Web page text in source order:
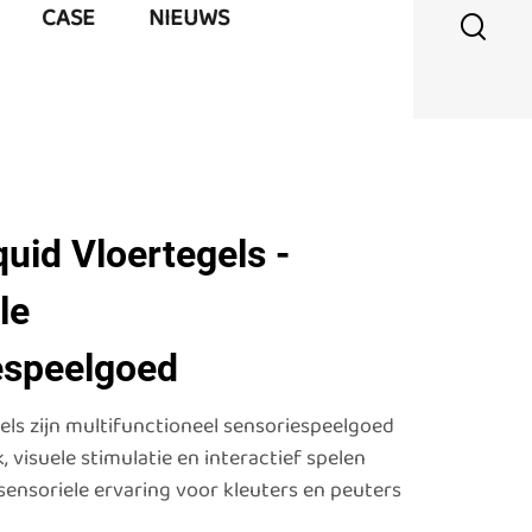
CASE NIEUWS
Vloertegels -
zijn multifunctioneel sensoriespeelgoed
stimulatie en interactief spelen
ervaring voor kleuters en peuters